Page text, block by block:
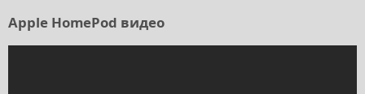
Apple HomePod видео